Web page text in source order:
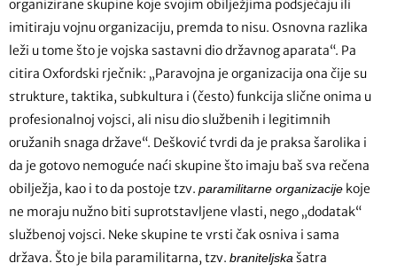
organizirane skupine koje svojim obilježjima podsjećaju ili
imitiraju vojnu organizaciju, premda to nisu. Osnovna razlika
leži u tome što je vojska sastavni dio državnog aparata“. Pa
citira Oxfordski rječnik: „Paravojna je organizacija ona čije su
strukture, taktika, subkultura i (često) funkcija slične onima u
profesionalnoj vojsci, ali nisu dio službenih i legitimnih
oružanih snaga države“. Dešković tvrdi da je praksa šarolika i
da je gotovo nemoguće naći skupine što imaju baš sva rečena
obilježja, kao i to da postoje tzv. paramilitarne organizacije koje
ne moraju nužno biti suprotstavljene vlasti, nego „dodatak“
službenoj vojsci. Neke skupine te vrsti čak osniva i sama
država. Što je bila paramilitarna, tzv. braniteljskašatra